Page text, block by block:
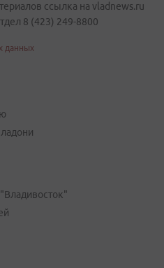
ссылка на vladnews.ru
8 (423) 249-8800
данных